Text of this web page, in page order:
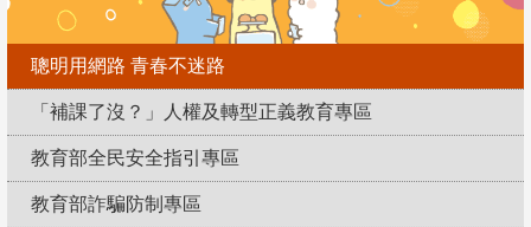
聰明用網路 青春不迷路
「補課了沒？」人權及轉型正義教育專區
教育部全民安全指引專區
教育部詐騙防制專區